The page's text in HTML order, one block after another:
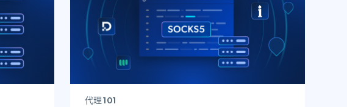
代理101